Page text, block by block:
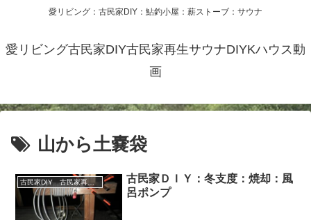
愛リビング：古民家DIY：鮎釣小屋：薪ストーブ：サウナ
愛リビング古民家DIY古民家再生サウナDIYKハウス動
画
山から土嚢袋
古民家DIY 古民家再生 別荘 リフォーム 小屋 薪ストーブ
古民家ＤＩＹ：冬支度：焼却：風
呂ポンプ